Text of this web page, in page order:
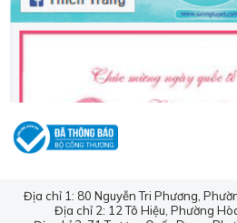
Đảm bảo nguồn nguyên liệu
khách hàng.
Cam kết giá chăn ga gối đệm
Luôn giao hàng đúng hẹn
trong hợp đồng.
Trên đây là thông tin vềbộ chăn
Địa chỉ 1: 80 Nguyễn Tri Phương,
Địa chỉ 2: 12 Tô Hiệu, Phường